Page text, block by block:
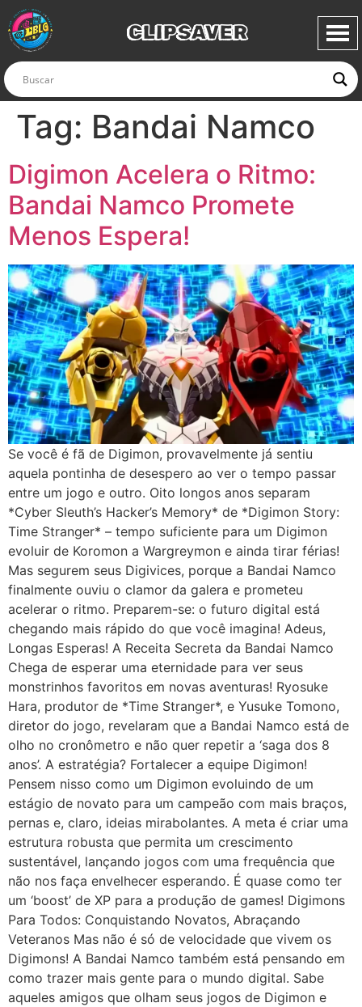
CLIPSAVER
Tag: Bandai Namco
Digimon Acelera o Ritmo:
Bandai Namco Promete
Menos Espera!
Se você é fã de Digimon, provavelmente já sentiu
aquela pontinha de desespero ao ver o tempo passar
entre um jogo e outro. Oito longos anos separam
*Cyber Sleuth’s Hacker’s Memory* de *Digimon Story:
Time Stranger* – tempo suficiente para um Digimon
evoluir de Koromon a Wargreymon e ainda tirar férias!
Mas segurem seus Digivices, porque a Bandai Namco
finalmente ouviu o clamor da galera e prometeu
acelerar o ritmo. Preparem-se: o futuro digital está
chegando mais rápido do que você imagina! Adeus,
Longas Esperas! A Receita Secreta da Bandai Namco
Chega de esperar uma eternidade para ver seus
monstrinhos favoritos em novas aventuras! Ryosuke
Hara, produtor de *Time Stranger*, e Yusuke Tomono,
diretor do jogo, revelaram que a Bandai Namco está de
olho no cronômetro e não quer repetir a ‘saga dos 8
anos’. A estratégia? Fortalecer a equipe Digimon!
Pensem nisso como um Digimon evoluindo de um
estágio de novato para um campeão com mais braços,
pernas e, claro, ideias mirabolantes. A meta é criar uma
estrutura robusta que permita um crescimento
sustentável, lançando jogos com uma frequência que
não nos faça envelhecer esperando. É quase como ter
um ‘boost’ de XP para a produção de games! Digimons
Para Todos: Conquistando Novatos, Abraçando
Veteranos Mas não é só de velocidade que vivem os
Digimons! A Bandai Namco também está pensando em
como trazer mais gente para o mundo digital. Sabe
aqueles amigos que olham seus jogos de Digimon e